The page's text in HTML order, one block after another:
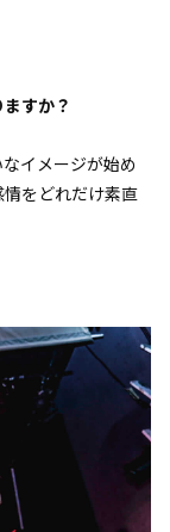
すか？
イメージが始め
をどれだけ素直